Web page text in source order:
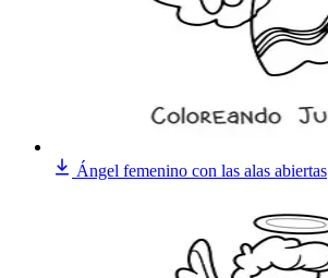
Ángel femenino con las alas abiertas